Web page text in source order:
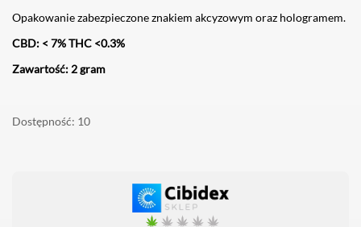
Opakowanie zabezpieczone znakiem akcyzowym oraz hologramem.
CBD: < 7% THC <0.3%
Zawartość: 2 gram
Dostępność 10